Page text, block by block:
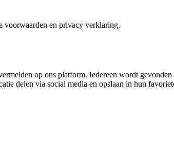
voorwaarden en privacy verklaring.
op ons platform. Iedereen wordt
delen via social media en opslaan in hun